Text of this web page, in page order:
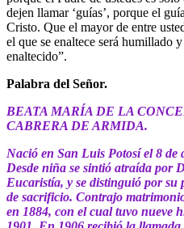
dejen llamar ‘guías’, porque el
Cristo. Que el mayor de entre
el que se enaltece será humillado
enaltecido”.
Palabra del Señor.
BEATA MARÍA DE LA
CABRERA DE ARMIDA.
Nació en San Luis Potosí el 8 de
Desde niña se sintió atraída por
Eucaristía, y se distinguió por su
de sacrificio. Contrajo
en 1884, con el cual tuvo nueve